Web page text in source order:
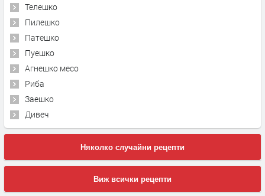
Телешко
Пилешко
Патешко
Пуешко
Агнешко месо
Риба
Заешко
Дивеч
Няколко случайни рецепти
Виж всички рецепти